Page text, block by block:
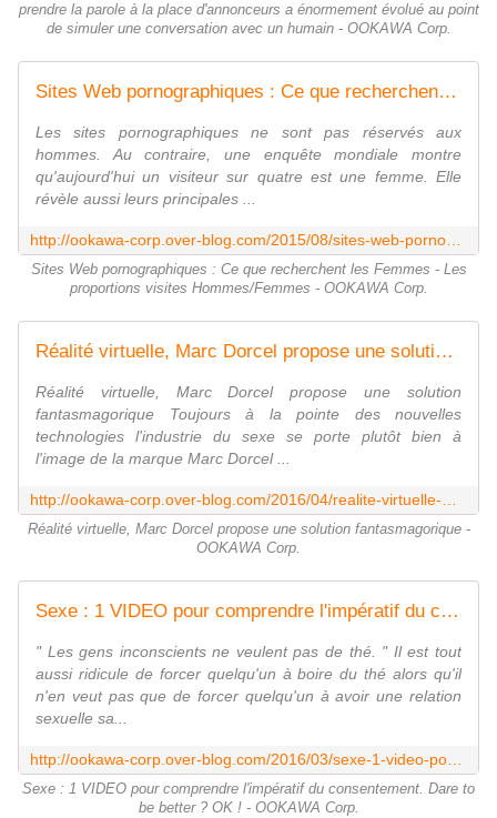
prendre la parole à la place d'annonceurs a énormement évolué au point
de simuler une conversation avec un humain - OOKAWA Corp.
Sites Web pornographiques : Ce que recherchent les Femmes - Les proportions visites Hommes/Femmes - OOKAWA Corp.
Les sites pornographiques ne sont pas réservés aux
hommes. Au contraire, une enquête mondiale montre
qu'aujourd'hui un visiteur sur quatre est une femme. Elle
révèle aussi leurs principales ...
Sites Web pornographiques : Ce que recherchent les Femmes - Les
proportions visites Hommes/Femmes - OOKAWA Corp.
Réalité virtuelle, Marc Dorcel propose une solution fantasmagorique - OOKAWA Corp.
Réalité virtuelle, Marc Dorcel propose une solution
fantasmagorique Toujours à la pointe des nouvelles
technologies l'industrie du sexe se porte plutôt bien à
l'image de la marque Marc Dorcel ...
Réalité virtuelle, Marc Dorcel propose une solution fantasmagorique -
OOKAWA Corp.
Sexe : 1 VIDEO pour comprendre l'impératif du consentement. Dare to be better ? OK ! - OOKAWA Corp.
" Les gens inconscients ne veulent pas de thé. " Il est tout
aussi ridicule de forcer quelqu'un à boire du thé alors qu'il
n'en veut pas que de forcer quelqu'un à avoir une relation
sexuelle sa...
Sexe : 1 VIDEO pour comprendre l'impératif du consentement. Dare to
be better ? OK ! - OOKAWA Corp.